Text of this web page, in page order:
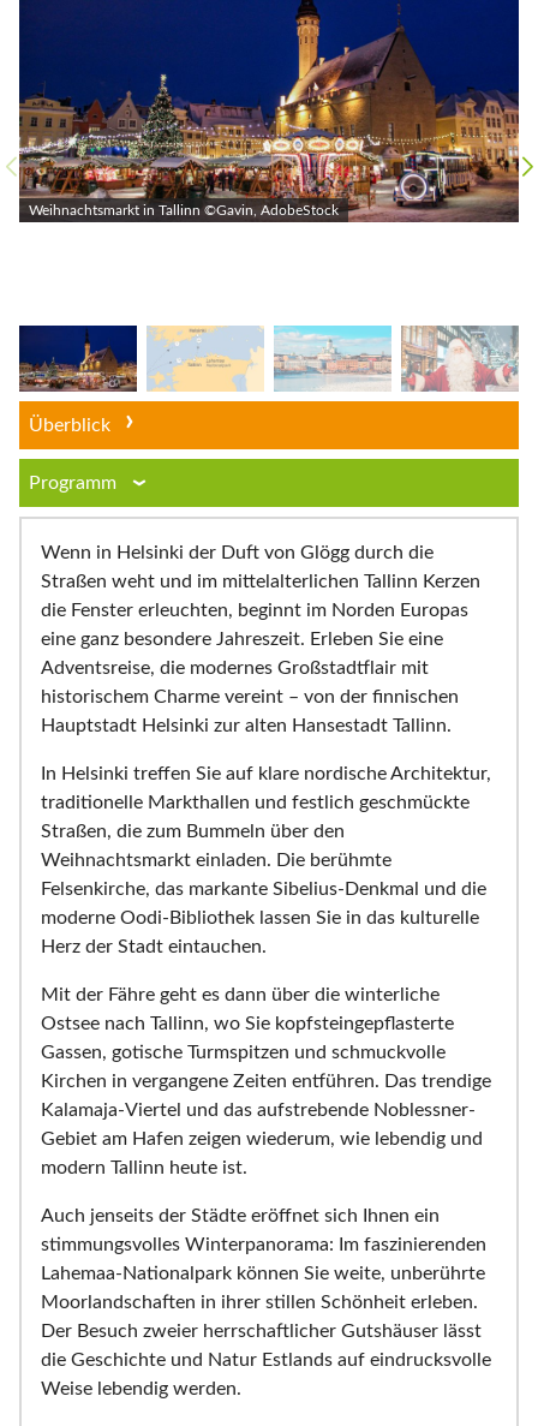
Weihnachtsmarkt in Tallinn ©Gavin, AdobeStock
Überblick
Programm
Wenn in Helsinki der Duft von Glögg durch die
Straßen weht und im mittelalterlichen Tallinn Kerzen
die Fenster erleuchten, beginnt im Norden Europas
eine ganz besondere Jahreszeit. Erleben Sie eine
Adventsreise, die modernes Großstadtflair mit
historischem Charme vereint – von der finnischen
Hauptstadt Helsinki zur alten Hansestadt Tallinn.
In Helsinki treffen Sie auf klare nordische Architektur,
traditionelle Markthallen und festlich geschmückte
Straßen, die zum Bummeln über den
Weihnachtsmarkt einladen. Die berühmte
Felsenkirche, das markante Sibelius-Denkmal und die
moderne Oodi-Bibliothek lassen Sie in das kulturelle
Herz der Stadt eintauchen.
Mit der Fähre geht es dann über die winterliche
Ostsee nach Tallinn, wo Sie kopfsteingepflasterte
Gassen, gotische Turmspitzen und schmuckvolle
Kirchen in vergangene Zeiten entführen. Das trendige
Kalamaja-Viertel und das aufstrebende Noblessner-
Gebiet am Hafen zeigen wiederum, wie lebendig und
modern Tallinn heute ist.
Auch jenseits der Städte eröffnet sich Ihnen ein
stimmungsvolles Winterpanorama: Im faszinierenden
Lahemaa-Nationalpark können Sie weite, unberührte
Moorlandschaften in ihrer stillen Schönheit erleben.
Der Besuch zweier herrschaftlicher Gutshäuser lässt
die Geschichte und Natur Estlands auf eindrucksvolle
Weise lebendig werden.